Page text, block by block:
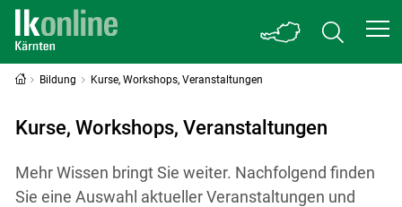
Bildung Kurse, Workshops, Veranstaltungen
Kurse, Workshops, Veranstaltungen
Mehr Wissen bringt Sie weiter. Nachfolgend finden
Sie eine Auswahl aktueller Veranstaltungen und